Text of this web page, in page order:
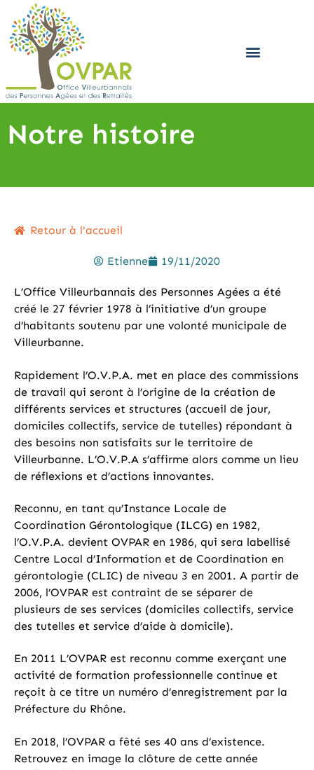
Notre histoire
Retour à l'accueil
Etienne 19/11/2020
L’Office Villeurbannais des Personnes Agées a été
créé le 27 février 1978 à l’initiative d’un groupe
d’habitants soutenu par une volonté municipale de
Villeurbanne.
Rapidement l’O.V.P.A. met en place des commissions
de travail qui seront à l’origine de la création de
différents services et structures (accueil de jour,
domiciles collectifs, service de tutelles) répondant à
des besoins non satisfaits sur le territoire de
Villeurbanne. L’O.V.P.A s’affirme alors comme un lieu
de réflexions et d’actions innovantes.
Reconnu, en tant qu’Instance Locale de
Coordination Gérontologique (ILCG) en 1982,
l’O.V.P.A. devient OVPAR en 1986, qui sera labellisé
Centre Local d’Information et de Coordination en
gérontologie (CLIC) de niveau 3 en 2001. A partir de
2006, l’OVPAR est contraint de se séparer de
plusieurs de ses services (domiciles collectifs, service
des tutelles et service d’aide à domicile).
En 2011 L’OVPAR est reconnu comme exerçant une
activité de formation professionnelle continue et
reçoit à ce titre un numéro d’enregistrement par la
Préfecture du Rhône.
En 2018, l’OVPAR a fêté ses 40 ans d’existence.
Retrouvez en image la clôture de cette année